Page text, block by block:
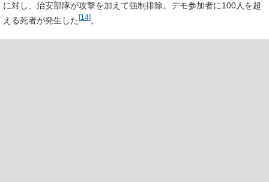
に対し、治安部隊が攻撃を加えて強制排除。デモ参加者に100人を超
える死者が発生した [14] 。